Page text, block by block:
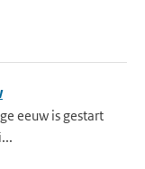
eeuw is gestart